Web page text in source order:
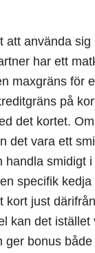
att använda
har ett
maxgräns för
på
det kortet.
det vara ett
handla smidigt
specifik
kort just
kan det
ger bonus